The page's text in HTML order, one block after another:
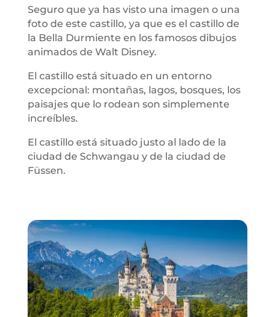
Seguro que ya has visto una imagen o una
foto de este castillo, ya que es el castillo de
la Bella Durmiente en los famosos dibujos
animados de Walt Disney.
El castillo está situado en un entorno
excepcional: montañas, lagos, bosques, los
paisajes que lo rodean son simplemente
increíbles.
El castillo está situado justo al lado de la
ciudad de Schwangau y de la ciudad de
Füssen.